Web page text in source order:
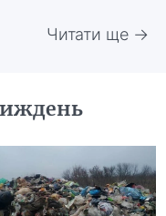
Читати ще →